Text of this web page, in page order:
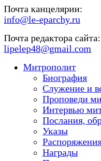
Почта канцелярии:
info@le-eparchy.ru
Почта редактора сайта:
lipelep48@gmail.com
Митрополит
Биография
Служение и
Проповеди
Интервью
Послания,
Указы
Награды